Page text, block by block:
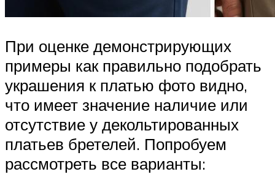
При оценке демонстрирующих
примеры как правильно подобрать
украшения к платью фото видно,
что имеет значение наличие или
отсутствие у декольтированных
платьев бретелей. Попробуем
рассмотреть все варианты: